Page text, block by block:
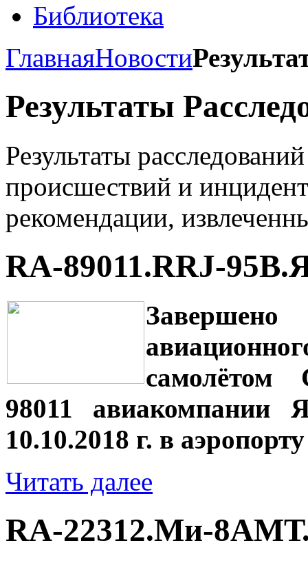
Библиотека
ГлавнаяНовости
Результаты
Результаты
происшествий и
рекомендации,
RA-89011.RRJ-
98011 авиакомпании
10.10.2018 г. в
Читать далее
RA-22312.Ми-